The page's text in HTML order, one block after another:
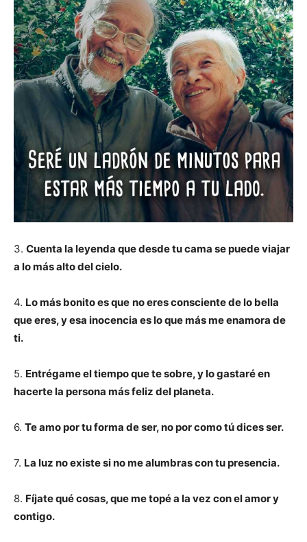
3. Cuenta la leyenda que desde tu cama se puede viajar
a lo más alto del cielo.
4. Lo más bonito es que no eres consciente de lo bella
que eres, y esa inocencia es lo que más me enamora de
ti.
5. Entrégame el tiempo que te sobre, y lo gastaré en
hacerte la persona más feliz del planeta.
6. Te amo por tu forma de ser, no por como tú dices ser.
7. La luz no existe si no me alumbras con tu presencia.
8. Fíjate qué cosas, que me topé a la vez con el amor y
contigo.